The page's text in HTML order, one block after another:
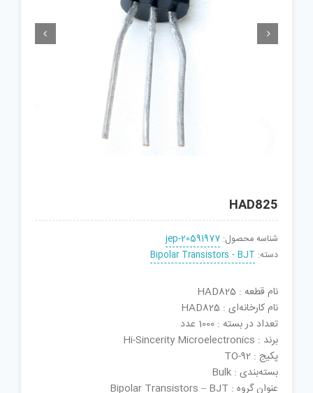
 
HAD825
شناسه محصول: jep-20591977
دسته: Bipolar Transistors - BJT
نام قطعه : HAD825
نام کارخانه‌ای : HAD825
تعداد در بسته : 1000 عدد
برند : Hi-Sincerity Microelectronics
پکیج : TO-92
بسته‌بندی : Bulk
عنوان گروه : Bipolar Transistors – BJT